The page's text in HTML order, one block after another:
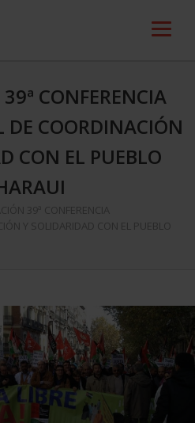
CONFERENCIA
COORDINACIÓN
CON EL PUEBLO
39ª CONFERENCIA
Y SOLIDARIDAD CON EL PUEBLO